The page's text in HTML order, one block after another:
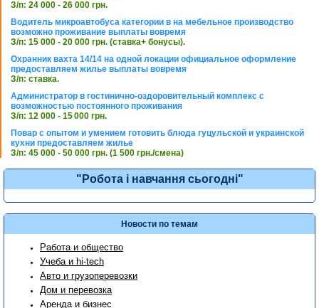
З/п: 24 000 - 26 000 грн.
Водитель микроавтобуса категории в на мебельное производство
возможно проживание выплаты вовремя
З/п: 15 000 - 20 000 грн. (ставка+ бонусы).
Охранник вахта 14/14 на одной локации официальное оформление
предоставляем жилье выплаты вовремя
З/п: ставка.
Администратор в гостинично-оздоровительный комплекс с
возможностью постоянного проживания
З/п: 12 000 - 15 000 грн.
Повар с опытом и умением готовить блюда гуцульской и украинской
кухни предоставляем жилье
З/п: 45 000 - 50 000 грн. (1 500 грн./смена)
"Робота і навчання сьогодні"
Новости по темам
Работа и общество
Учеба и hi-tech
Авто и грузоперевозки
Дом и перевозка
Аренда и бизнес